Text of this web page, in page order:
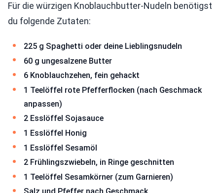
Für die würzigen Knoblauchbutter-Nudeln benötigst
du folgende Zutaten:
225 g Spaghetti oder deine Lieblingsnudeln
60 g ungesalzene Butter
6 Knoblauchzehen, fein gehackt
1 Teelöffel rote Pfefferflocken (nach Geschmack
anpassen)
2 Esslöffel Sojasauce
1 Esslöffel Honig
1 Esslöffel Sesamöl
2 Frühlingszwiebeln, in Ringe geschnitten
1 Teelöffel Sesamkörner (zum Garnieren)